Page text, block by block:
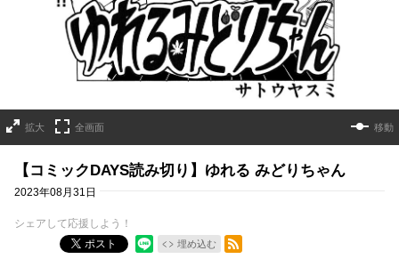
拡大 全画面 移動
【コミックDAYS読み切り】ゆれる みどりちゃん
2023年08月31日
シェアして応援しよう！
ポスト
埋め込む
RSSフィード